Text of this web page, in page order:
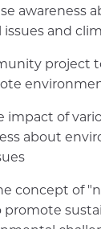
awareness
and
project
impact of
about
concept of
promote